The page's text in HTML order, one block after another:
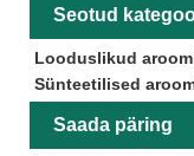
Seotud
Looduslikud
Sünteetilised
Saada päring